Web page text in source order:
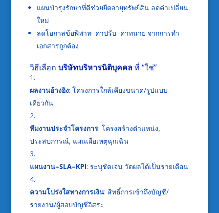
แผนบำรุงรักษาที่ดีช่วยยืดอายุทรัพย์สิน ลดค่าเปลี่ยน
ใหม่
ลดโอกาสข้อพิพาท–ค่าปรับ–ค่าทนาย จากการทำ
เอกสารถูกต้อง
วิธีเลือก บริษัทบริหารนิติบุคคลที่ “ใช่”
ผลงานอ้างอิง: โครงการใกล้เคียงขนาด/รูปแบบ
เดียวกัน
ทีมงานประจำโครงการ: โครงสร้างตำแหน่ง,
ประสบการณ์, แผนเผื่อเหตุฉุกเฉิน
แผนงาน–SLA–KPI: ระบุชัดเจน วัดผลได้เป็นรายเดือน
ความโปร่งใสทางการเงิน: สิทธิ์การเข้าถึงบัญชี/
รายงาน/ผู้สอบบัญชีอิสระ